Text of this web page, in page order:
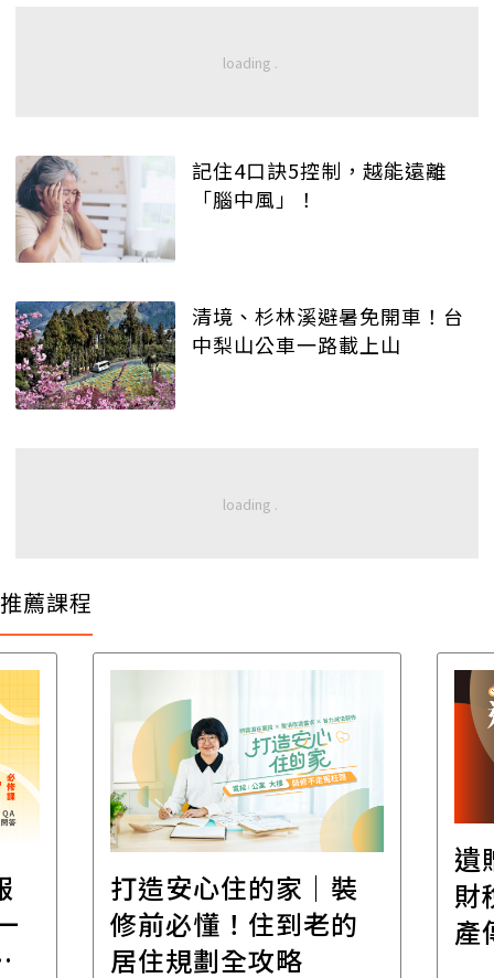
記住4口訣5控制，越能遠離
「腦中風」！
清境、杉林溪避暑免開車！台
中梨山公車一路載上山
推薦課程
打造安心住的家｜裝
修前必懂！住到老的
居住規劃全攻略
遺
財
產